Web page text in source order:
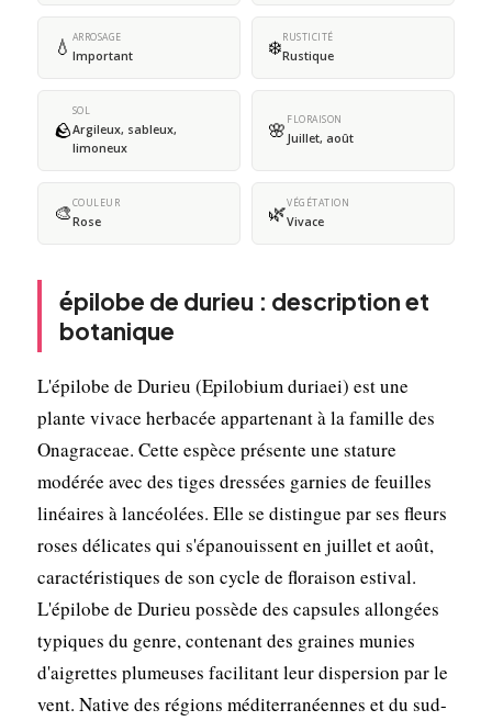
💧 ARROSAGE
Important ❄️RUSTICITÉ
Rustique
🪨
SOL
Argileux, sableux,
limoneux
🌸 FLORAISON
Juillet, août
🎨COULEUR
Rose 🌿VÉGÉTATION
Vivace
épilobe de durieu : description et
botanique
L'épilobe de Durieu (Epilobium duriaei) est une
plante vivace herbacée appartenant à la famille des
Onagraceae. Cette espèce présente une stature
modérée avec des tiges dressées garnies de feuilles
linéaires à lancéolées. Elle se distingue par ses fleurs
roses délicates qui s'épanouissent en juillet et août,
caractéristiques de son cycle de floraison estival.
L'épilobe de Durieu possède des capsules allongées
typiques du genre, contenant des graines munies
d'aigrettes plumeuses facilitant leur dispersion par le
vent. Native des régions méditerranéennes et du sud-